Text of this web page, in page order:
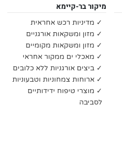
מיקור בר-קיימא
✓ מדיניות רכש אחראית
✓ מזון ומשקאות אורגניים
✓ מזון ומשקאות מקומיים
✓ מאכלי ים ממקור אחראי
✓ ביצים אורגניות ללא כלובים
✓ ארוחות צמחוניות וטבעוניות
✓ מוצרי טיפוח ידידותיים
לסביבה